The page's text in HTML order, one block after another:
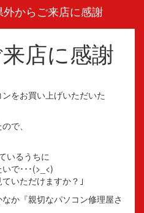
外からご来店に感謝
店に感謝
をお買い上げいただいた
で、
いるうちに
で･･･(>_<)
いただけますか？｣
か『親切なパソコン修理屋さ